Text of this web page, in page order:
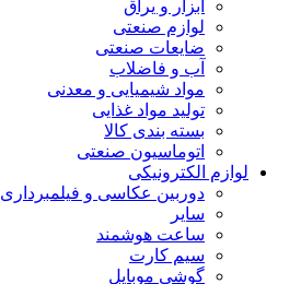
ابزار و یراق
لوازم صنعتی
ضایعات صنعتی
آب و فاضلاب
مواد شیمیایی و معدنی
تولید مواد غذایی
بسته بندی کالا
اتوماسیون صنعتی
لوازم الکترونیکی
دوربین عکاسی و فیلمبرداری
سایر
ساعت هوشمند
سیم کارت
گوشی موبایل